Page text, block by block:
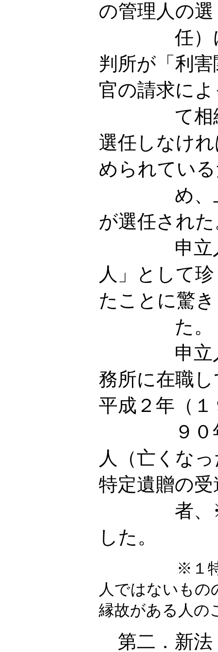
の管理人の選
任）に
判所が「利
官の請求に
て相続
選任しなけ
められてい
め、上
が選任され
申立人
人」として
たことに驚
た。
申立人は
務所に在職
平成２年（１
９０年）
人（亡くな
特定遺贈の受
者、※１
した。
※１特別縁
人ではないもの
縁故がある人の
第二．新法